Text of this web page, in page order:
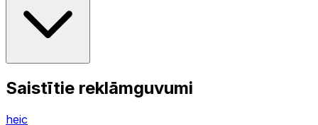
Saistītie reklāmguvumi
heic